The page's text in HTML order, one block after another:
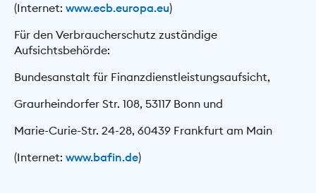
(Internet: www.ecb.europa.eu)
Für den Verbraucherschutz zuständige
Aufsichtsbehörde:
Bundesanstalt für Finanzdienstleistungsaufsicht,
Graurheindorfer Str. 108, 53117 Bonn und
Marie-Curie-Str. 24-28, 60439 Frankfurt am Main
(Internet: www.bafin.de)